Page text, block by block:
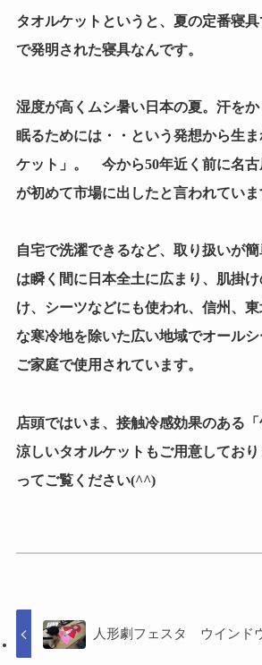
タオルケットというと、夏の定番寝
で発明された寝具なんです。
湿度が高くムシ暑い日本の夏。汗を
眠るためには・・という発想から生
ケット」。 今から50年近く前に名古
が初めて市場に出したと言われていま
自宅で洗濯できるなど、取り扱いが
は瞬く間に日本全土に広まり、肌掛
け、シーツなどにも使われ、信州、
な寒冷地を除いた広い地域でオール
ご家庭で使用されています。
店頭ではいま、接触冷感効果のある
涼しいタオルケットもご用意してお
ってご覧ください(^^)
人形劇フェスタ ウインド